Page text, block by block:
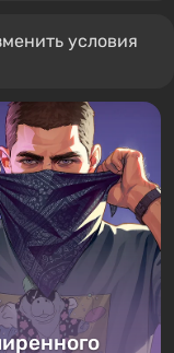
условия